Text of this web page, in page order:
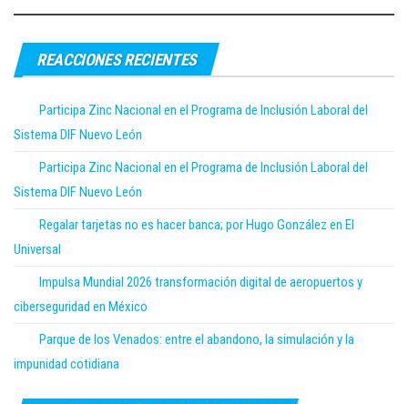
REACCIONES RECIENTES
Participa Zinc Nacional en el Programa de Inclusión Laboral del
Sistema DIF Nuevo León
Participa Zinc Nacional en el Programa de Inclusión Laboral del
Sistema DIF Nuevo León
Regalar tarjetas no es hacer banca; por Hugo González en El
Universal
Impulsa Mundial 2026 transformación digital de aeropuertos y
ciberseguridad en México
Parque de los Venados: entre el abandono, la simulación y la
impunidad cotidiana